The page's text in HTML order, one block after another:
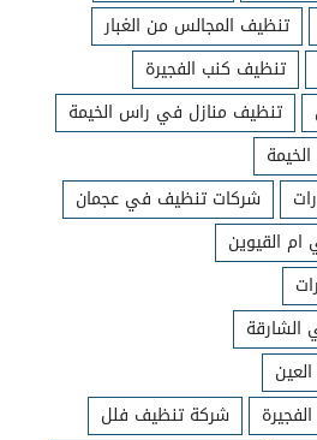
تنظيف المجالس من الغبار
تنظيف كنب الفجيرة
تنظيف منازل في راس الخيمة
شركات تنظيف في عجمان
القيوين
شركة تنظيف فلل